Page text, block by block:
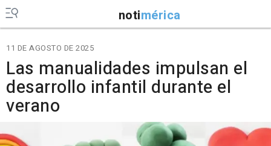
notimérica
11 DE AGOSTO DE 2025
Las manualidades impulsan el
desarrollo infantil durante el
verano